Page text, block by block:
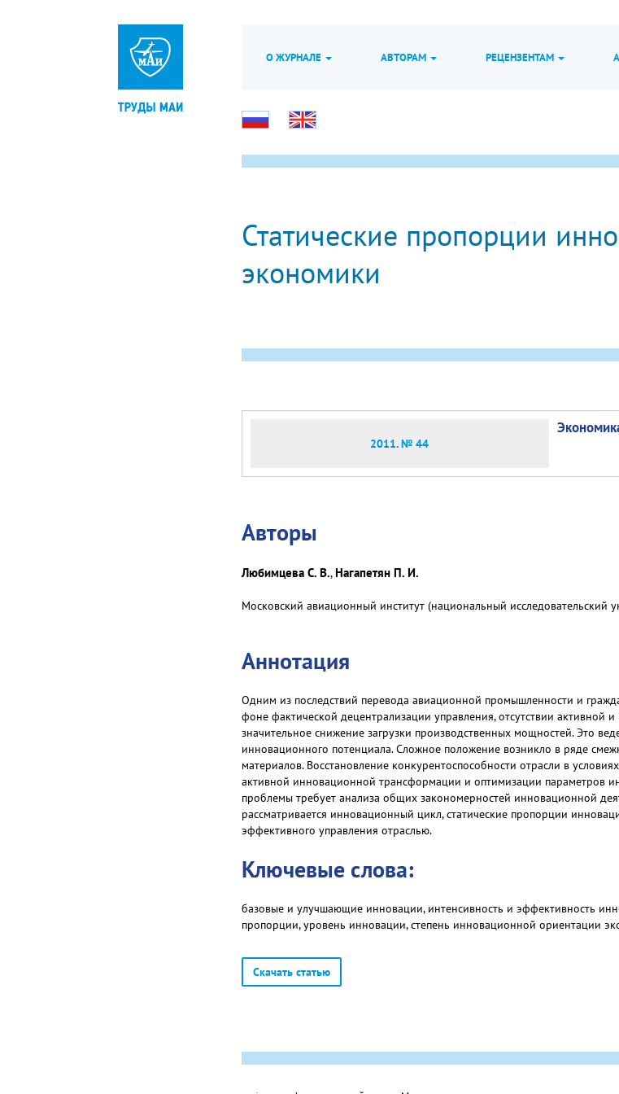
О ЖУРНАЛЕ АВТОРАМ РЕЦЕНЗЕНТАМ
Статические пропорции
экономики
2011. № 44
Авторы
Любимцева С. В.,Нагапетян П. И.
Московский авиационный институт (национальный исследовательский
Аннотация
Одним из последствий перевода авиационной промышленности и
фоне фактической децентрализации управления, отсутствии активной
значительное снижение загрузки производственных мощностей. Это
инновационного потенциала. Сложное положение возникло в ряде
материалов. Восстановление конкурентоспособности отрасли в
активной инновационной трансформации и оптимизации параметров
проблемы требует анализа общих закономерностей инновационной
рассматривается инновационный цикл, статические пропорции
эффективного управления отраслью.
Ключевые слова:
базовые и улучшающие инновации, интенсивность и эффективность
пропорции, уровень инновации, степень инновационной ориентации
Скачать статью